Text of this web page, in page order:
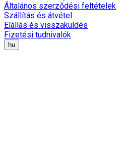
Általános szerződési feltételek
Szállítás és átvétel
Elállás és visszaküldés
Fizetési tudnivalók
hu